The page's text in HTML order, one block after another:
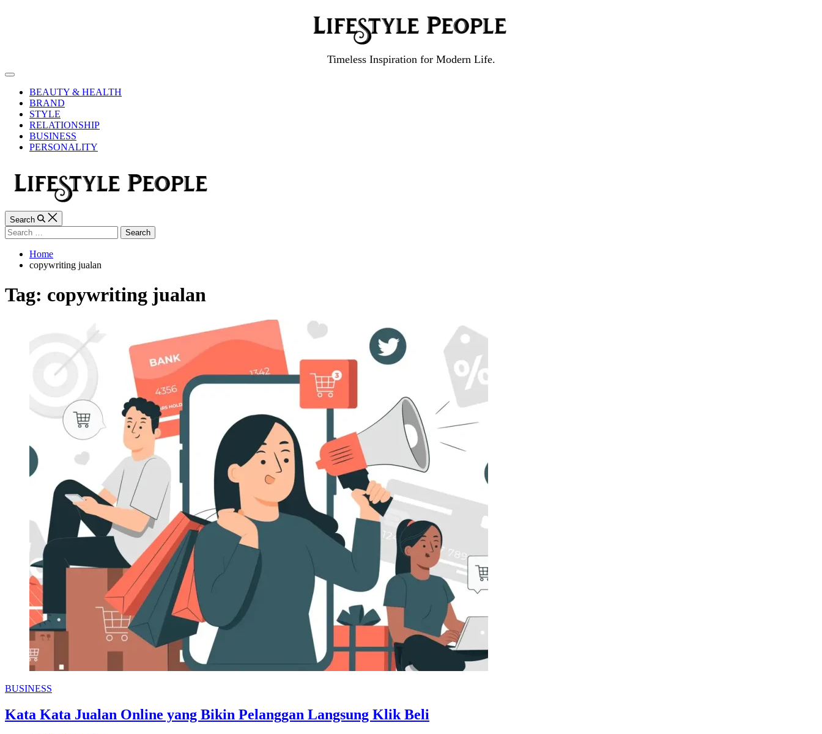
Timeless Inspiration for Modern Life.
Off
CanvasBEAUTY & HEALTH
BRAND
STYLE
RELATIONSHIP
BUSINESS
PERSONALITY
Search
Search
for:
Home
copywriting jualan
Tag: copywriting jualan
Categories
BUSINESS
Kata Kata Jualan Online yang Bikin Pelanggan Langsung Klik Beli